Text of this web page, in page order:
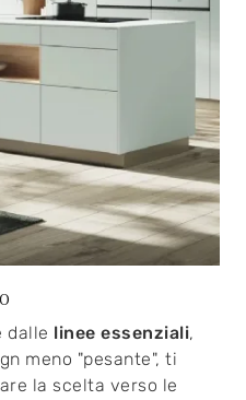
dalle linee essenziali,
meno "pesante", ti
la scelta verso le